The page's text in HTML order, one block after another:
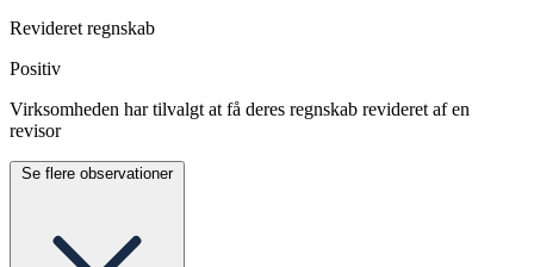
Revideret regnskab
Positiv
Virksomheden har tilvalgt at få deres regnskab revideret af en
revisor
Se flere observationer